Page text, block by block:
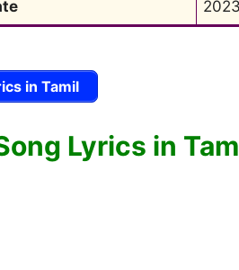
2023
in Tamil
Lyrics in